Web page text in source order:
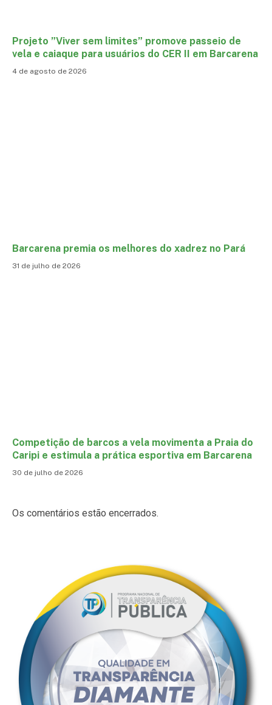
Projeto ”Viver sem limites” promove passeio de
vela e caiaque para usuários do CER II em Barcarena
4 de agosto de 2026
Barcarena premia os melhores do xadrez no Pará
31 de julho de 2026
Competição de barcos a vela movimenta a Praia do
Caripi e estimula a prática esportiva em Barcarena
30 de julho de 2026
Os comentários estão encerrados.